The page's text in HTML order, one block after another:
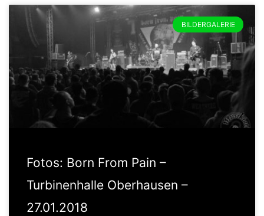
BILDERGALERIE
Fotos: Born From Pain –
Turbinenhalle Oberhausen –
27.01.2018